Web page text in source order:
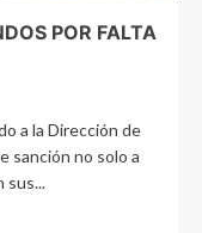
POR FALTA
a la Dirección de
sanción no solo a
sus...